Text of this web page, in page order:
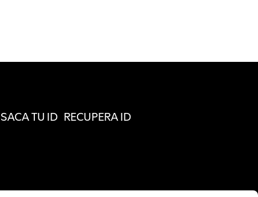
SACA TU ID RECUPERA ID